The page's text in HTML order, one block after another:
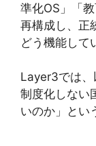
準化OS」「
再構成し、正
どう機能して
Layer3では、
制度化しない
いのか」とい